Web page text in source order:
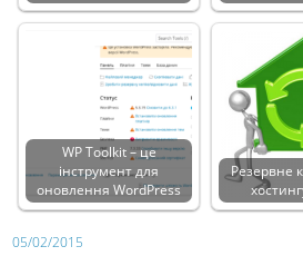
WP Toolkit – це
інструмент для
оновлення WordPress
Резервне
05/02/2015